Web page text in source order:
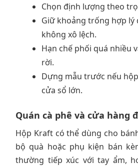
Chọn định lượng theo
Giữ khoảng trống hợp lý
không xô lệch.
Hạn chế phối quá nhiều
rời.
Dựng mẫu trước nếu
cửa sổ lớn.
Quán cà phê và cửa hàng
Hộp Kraft có thể dùng cho
bộ quà hoặc phụ kiện bán
thường tiếp xúc với tay ẩm,